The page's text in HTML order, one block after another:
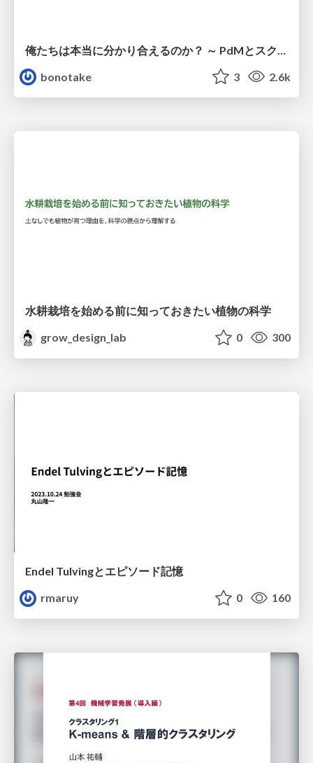
bonotake
3 2.6k
水耕栽培を始める前に知っておきたい植物の科学
grow_design_lab
0 300
Endel Tulvingとエピソード記憶
rmaruy
0 160